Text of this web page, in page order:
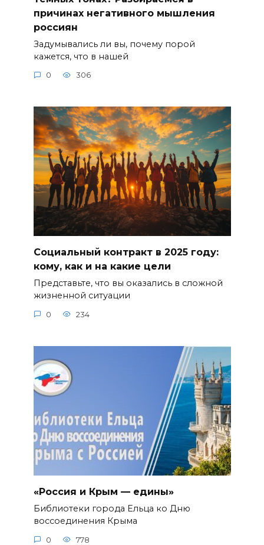
причинах негативного мышления
россиян
Задумывались ли вы, почему порой
кажется, что в нашей
0 306
Социальный контракт в 2025 году:
кому, как и на какие цели
Представьте, что вы оказались в сложной
жизненной ситуации
0 234
«Россия и Крым — едины»
Библиотеки города Ельца ко Дню
воссоединения Крыма
0 778